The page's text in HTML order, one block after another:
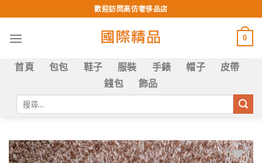
to
content
歡迎訪問高仿奢侈品店
0
首頁 包包 鞋子 服裝 手錶 帽子
皮帶
錢包
飾品
字: